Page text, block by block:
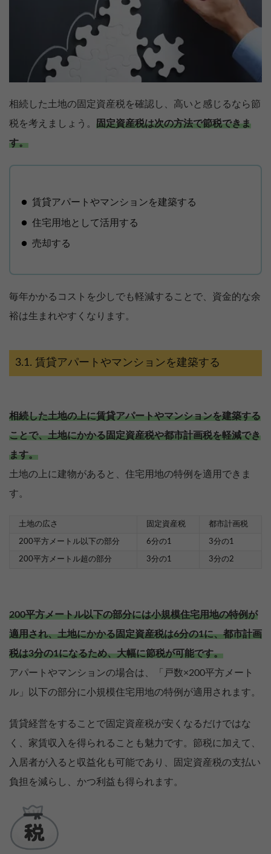
相続した土地の固定資産税を確認し、高いと感じるなら節
税を考えましょう。 固定資産税は次の方法で節税できま
す。
賃貸アパートやマンションを建築する
住宅用地として活用する
売却する
毎年かかるコストを少しでも軽減することで、資金的な余
裕は生まれやすくなります。
賃貸アパートやマンションを建築する
相続した土地の上に賃貸アパートやマンションを建築する
ことで、土地にかかる固定資産税や都市計画税を軽減でき
ます。
土地の上に建物があると、住宅用地の特例を適用できま
す。
土地の広さ 固定資産税 都市計画税
200平方メートル以下の部分 6分の1 3分の1
200平方メートル超の部分 3分の1 3分の2
200平方メートル以下の部分には小規模住宅用地の特例が
適用され、土地にかかる固定資産税は6分の1に、都市計画
税は3分の1になるため、大幅に節税が可能です。
アパートやマンションの場合は、「戸数×200平方メート
ル」以下の部分に小規模住宅用地の特例が適用されます。
賃貸経営をすることで固定資産税が安くなるだけではな
く、家賃収入を得られることも魅力です。節税に加えて、
入居者が入ると収益化も可能であり、固定資産税の支払い
負担を減らし、かつ利益も得られます。